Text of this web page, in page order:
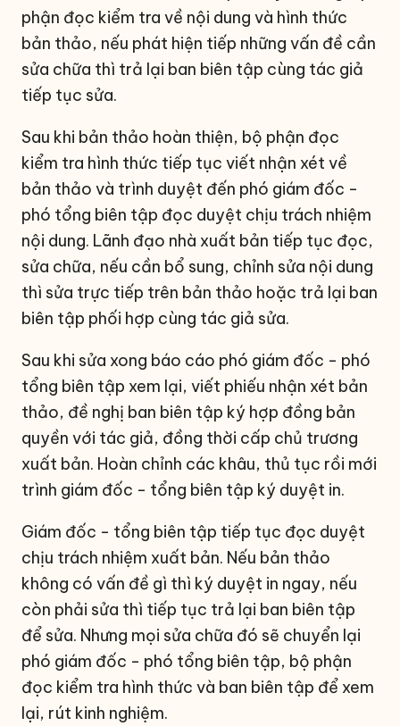
phận đọc kiểm tra về nội dung và hình thức
bản thảo, nếu phát hiện tiếp những vấn đề cần
sửa chữa thì trả lại ban biên tập cùng tác giả
tiếp tục sửa.
Sau khi bản thảo hoàn thiện, bộ phận đọc
kiểm tra hình thức tiếp tục viết nhận xét về
bản thảo và trình duyệt đến phó giám đốc -
phó tổng biên tập đọc duyệt chịu trách nhiệm
nội dung. Lãnh đạo nhà xuất bản tiếp tục đọc,
sửa chữa, nếu cần bổ sung, chỉnh sửa nội dung
thì sửa trực tiếp trên bản thảo hoặc trả lại ban
biên tập phối hợp cùng tác giả sửa.
Sau khi sửa xong báo cáo phó giám đốc - phó
tổng biên tập xem lại, viết phiếu nhận xét bản
thảo, đề nghị ban biên tập ký hợp đồng bản
quyền với tác giả, đồng thời cấp chủ trương
xuất bản. Hoàn chỉnh các khâu, thủ tục rồi mới
trình giám đốc - tổng biên tập ký duyệt in.
Giám đốc - tổng biên tập tiếp tục đọc duyệt
chịu trách nhiệm xuất bản. Nếu bản thảo
không có vấn đề gì thì ký duyệt in ngay, nếu
còn phải sửa thì tiếp tục trả lại ban biên tập
để sửa. Nhưng mọi sửa chữa đó sẽ chuyển lại
phó giám đốc - phó tổng biên tập, bộ phận
đọc kiểm tra hình thức và ban biên tập để xem
lại, rút kinh nghiệm.